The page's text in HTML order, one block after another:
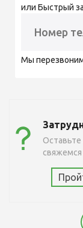
или Быстрый
Мы
свяжемся